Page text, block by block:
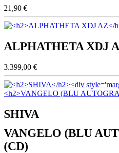
21,90 €
ALPHATHETA XDJ
3.399,00 €
SHIVA
VANGELO (BLU
(CD)